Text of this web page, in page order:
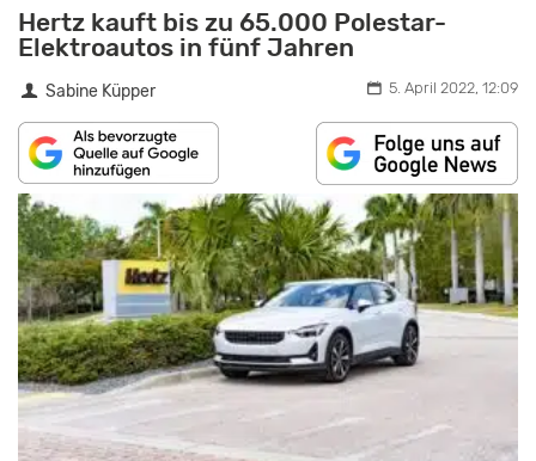
Hertz kauft bis zu 65.000 Polestar-
Elektroautos in fünf Jahren
Sabine Küpper 5. April 2022, 12:09